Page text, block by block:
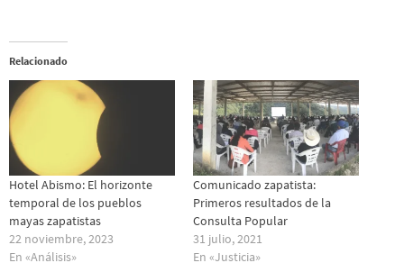
Relacionado
Hotel Abismo: El horizonte
temporal de los pueblos
mayas zapatistas
22 noviembre, 2023
En «Análisis»
Comunicado zapatista:
Primeros resultados de la
Consulta Popular
31 julio, 2021
En «Justicia»